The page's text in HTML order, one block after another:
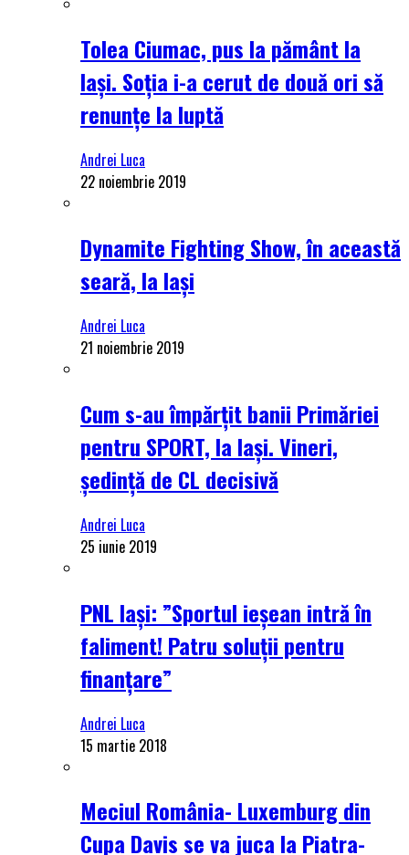
Tolea Ciumac, pus la pământ la
Iași. Soția i-a cerut de două ori să
renunțe la luptă
Andrei Luca
22 noiembrie 2019
Dynamite Fighting Show, în această
seară, la Iași
Andrei Luca
21 noiembrie 2019
Cum s-au împărțit banii Primăriei
pentru SPORT, la Iași. Vineri,
ședință de CL decisivă
Andrei Luca
25 iunie 2019
PNL Iași: ”Sportul ieșean intră în
faliment! Patru soluții pentru
finanțare”
Andrei Luca
15 martie 2018
Meciul România- Luxemburg din
Cupa Davis se va juca la Piatra-